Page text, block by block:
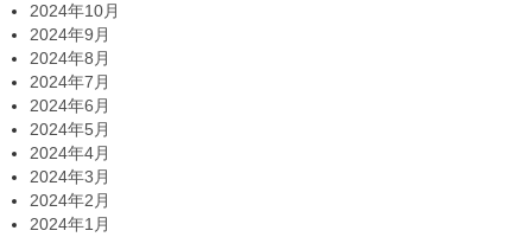
2024年10月
2024年9月
2024年8月
2024年7月
2024年6月
2024年5月
2024年4月
2024年3月
2024年2月
2024年1月